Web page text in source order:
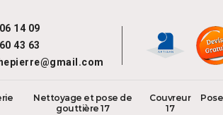
14 09
43 63
Nettoyage et pose de
gouttière 17
Couvreur
17